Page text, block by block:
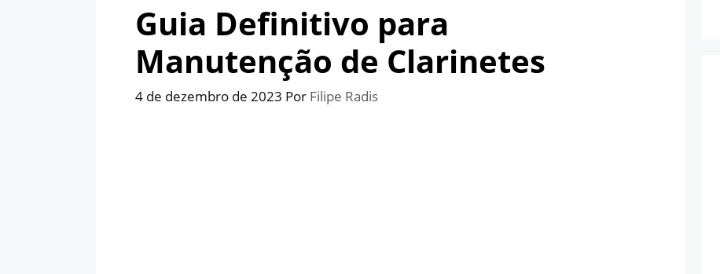
Guia Definitivo para
Manutenção de Clarinetes
4 de dezembro de 2023 Por Filipe Radis